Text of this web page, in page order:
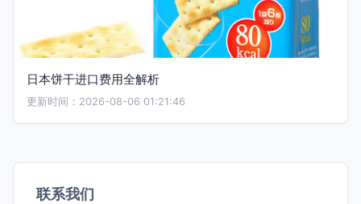
日本饼干进口费用全解析
更新时间：2026-08-06 01:21:46
联系我们